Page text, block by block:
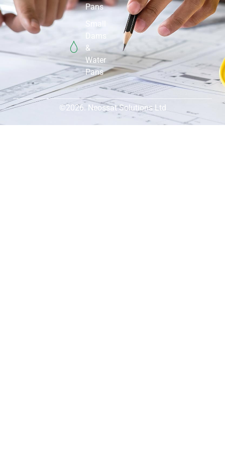
Pans
Small
Dams
&
Water
Pans
©2026. Neossat Solutions Ltd